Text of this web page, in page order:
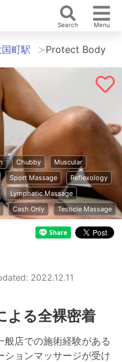
Search Menu
町駅 Protect Body
Chubby
Muscular
Sport Massage
Reflexology
Lymphatic Massage
Cash Only Testicle Massage
2022.12.11
よる全裸密着
店での施術経験がある
ションマッサージが受け